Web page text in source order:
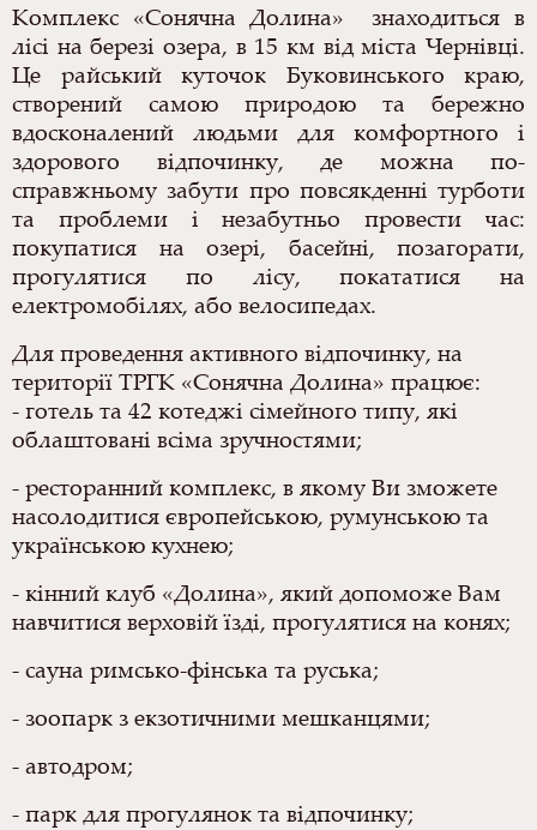
Комплекс «Сонячна Долина» знаходиться в
лісі на березі озера, в 15 км від міста Чернівці.
Це райський куточок Буковинського краю,
створений самою природою та бережно
вдосконалений людьми для комфортного і
здорового відпочинку, де можна по-
справжньому забути про повсякденні турботи
та проблеми і незабутньо провести час:
покупатися на озері, басейні, позагорати,
прогулятися по лісу, покататися на
електромобілях, або велосипедах.
Для проведення активного відпочинку, на
території ТРГК «Сонячна Долина» працює:
- готель та 42 котеджі сімейного типу, які
облаштовані всіма зручностями;
- ресторанний комплекс, в якому Ви зможете
насолодитися європейською, румунською та
українською кухнею;
- кінний клуб «Долина», який допоможе Вам
навчитися верховій їзді, прогулятися на конях;
- сауна римсько-фінська та руська;
- зоопарк з екзотичними мешканцями;
- автодром;
- парк для прогулянок та відпочинку;